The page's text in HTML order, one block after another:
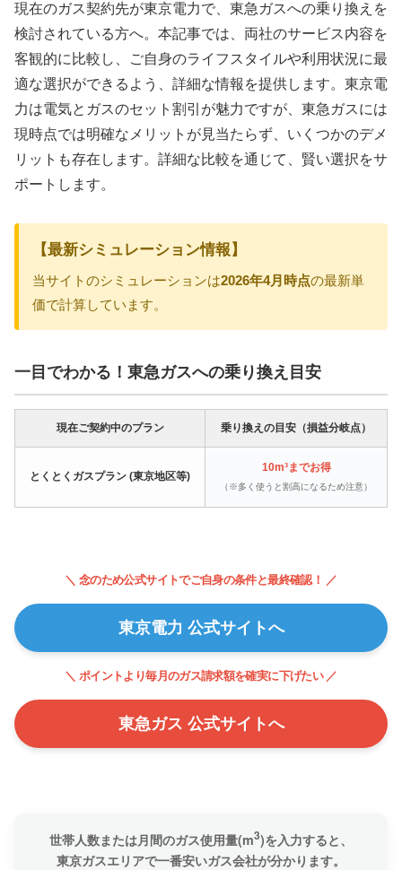
現在のガス契約先が東京電力で、東急ガスへの乗り換えを
検討されている方へ。本記事では、両社のサービス内容を
客観的に比較し、ご自身のライフスタイルや利用状況に最
適な選択ができるよう、詳細な情報を提供します。東京電
力は電気とガスのセット割引が魅力ですが、東急ガスには
現時点では明確なメリットが見当たらず、いくつかのデメ
リットも存在します。詳細な比較を通じて、賢い選択をサ
ポートします。
【最新シミュレーション情報】
当サイトのシミュレーションは2026年4月時点の最新単
価で計算しています。
一目でわかる！東急ガスへの乗り換え目安
現在ご契約中のプラン 乗り換えの目安（損益分岐点）
とくとくガスプラン (東京地区等)
10m³までお得
（※多く使うと割高になるため注意）
＼ 念のため公式サイトでご自身の条件と最終確認！ ／
東京電力 公式サイトへ
＼ ポイントより毎月のガス請求額を確実に下げたい ／
東急ガス 公式サイトへ
世帯人数または月間のガス使用量(m3)を入力すると、
東京ガスエリアで一番安いガス会社が分かります。